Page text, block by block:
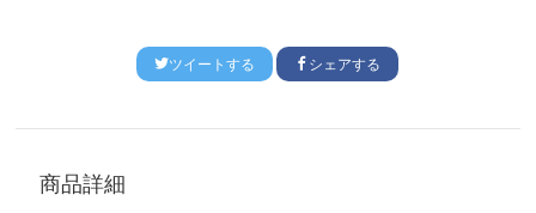
ツイートする シェアする
商品詳細